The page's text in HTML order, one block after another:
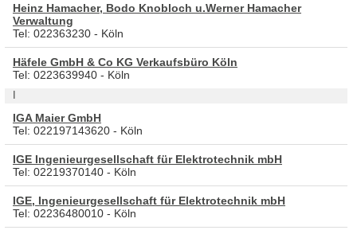
Heinz Hamacher, Bodo Knobloch u.Werner Hamacher
Verwaltung
Tel: 022363230 - Köln
Häfele GmbH & Co KG Verkaufsbüro Köln
Tel: 0223639940 - Köln
IGA Maier GmbH
Tel: 022197143620 - Köln
IGE Ingenieurgesellschaft für Elektrotechnik mbH
Tel: 02219370140 - Köln
IGE, Ingenieurgesellschaft für Elektrotechnik mbH
Tel: 02236480010 - Köln